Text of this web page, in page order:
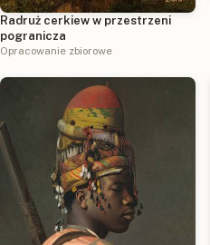
Radruż cerkiew w przestrzeni
pogranicza
Opracowanie zbiorowe